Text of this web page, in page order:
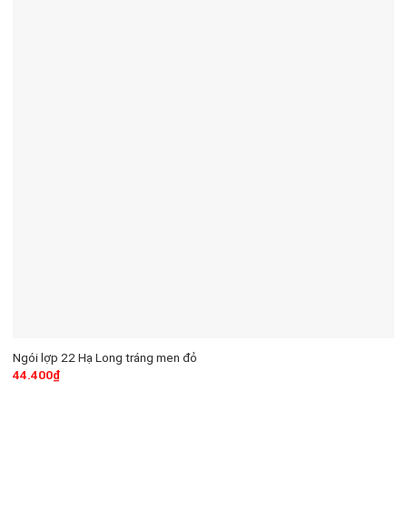
Ngói lợp 22 Hạ Long tráng men đỏ
44.400₫